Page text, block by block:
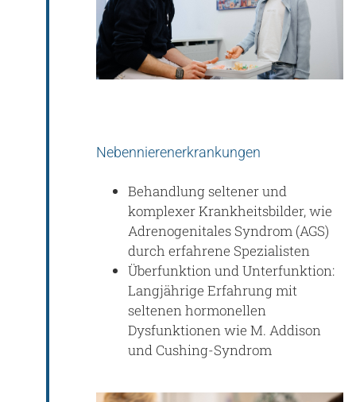
Nebennierenerkrankungen
Behandlung seltener und
komplexer Krankheitsbilder, wie
Adrenogenitales Syndrom (AGS)
durch erfahrene Spezialisten
Überfunktion und Unterfunktion:
Langjährige Erfahrung mit
seltenen hormonellen
Dysfunktionen wie M. Addison
und Cushing-Syndrom